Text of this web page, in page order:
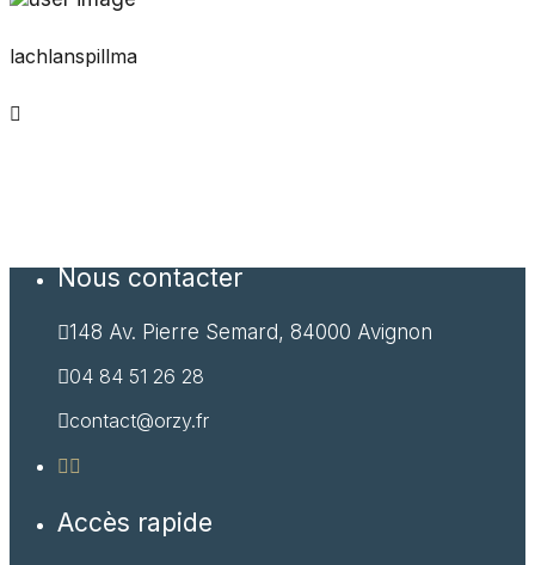
lachlanspillma
Nous contacter
148 Av. Pierre Semard, 84000 Avignon
04 84 51 26 28
contact@orzy.fr
Accès rapide